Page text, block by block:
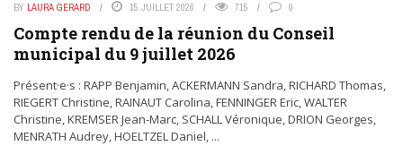
BY LAURA GERARD 15 JUILLET 2026 715 0
Compte rendu de la réunion du Conseil
municipal du 9 juillet 2026
Présent·e·s : RAPP Benjamin, ACKERMANN Sandra, RICHARD Thomas,
RIEGERT Christine, RAINAUT Carolina, FENNINGER Eric, WALTER
Christine, KREMSER Jean-Marc, SCHALL Véronique, DRION Georges,
MENRATH Audrey, HOELTZEL Daniel, ...